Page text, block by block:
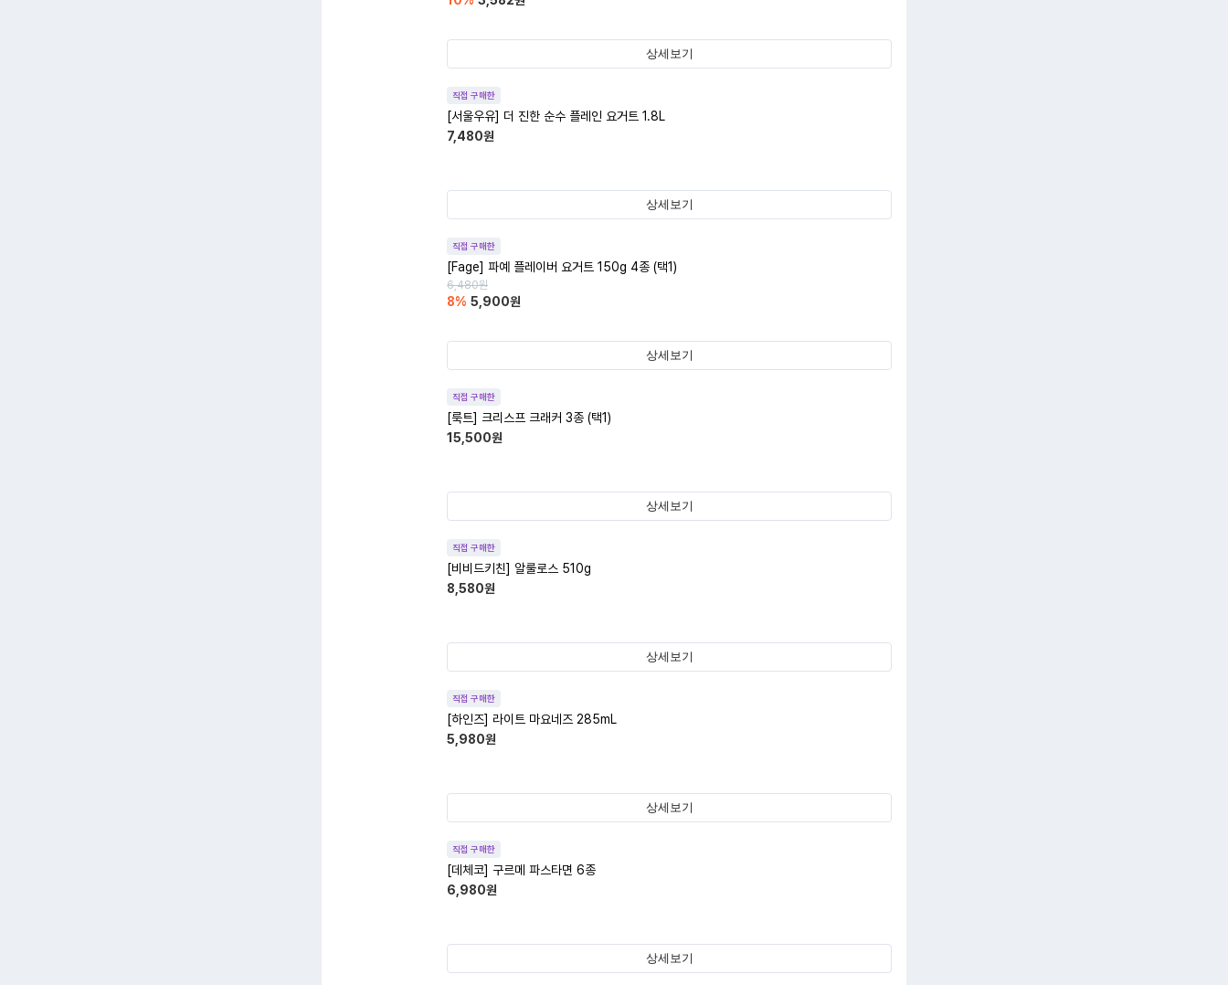
상세보기
직접 구매한
[서울우유] 더 진한 순수 플레인 요거트 1.8L
7,480원
상세보기
직접 구매한
[Fage] 파예 플레이버 요거트 150g 4종 (택1)
6,480원
8% 5,900원
상세보기
직접 구매한
[룩트] 크리스프 크래커 3종 (택1)
15,500원
상세보기
직접 구매한
[비비드키친] 알룰로스 510g
8,580원
상세보기
직접 구매한
[하인즈] 라이트 마요네즈 285mL
5,980원
상세보기
직접 구매한
[데체코] 구르메 파스타면 6종
6,980원
상세보기